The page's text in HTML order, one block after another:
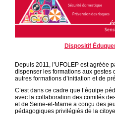
Dispositif
Depuis 2011, l’UFOLEP est agréée
dispenser les formations aux gestes
autres formations d’initiation et de
C’est dans ce cadre que l’équipe
avec la collaboration des comités
et de Seine-et-Marne a conçu des
pédagogiques privilégiés de la